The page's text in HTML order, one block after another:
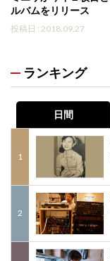
ルバムをリリース
投稿日 : 2018.09.27
ランキング
日間